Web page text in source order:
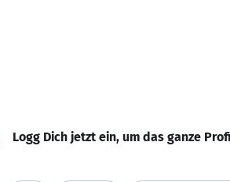
Logg Dich jetzt ein, um das ganze